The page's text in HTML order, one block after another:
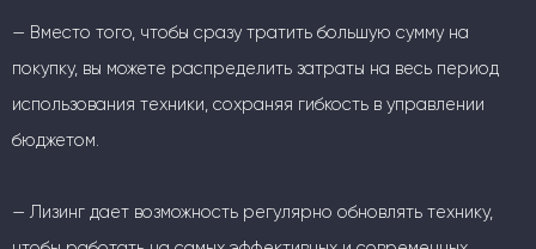
— Вместо того, чтобы сразу тратить большую сумму на
покупку, вы можете распределить затраты на весь период
использования техники, сохраняя гибкость в управлении
бюджетом.
— Лизинг дает возможность регулярно обновлять технику,